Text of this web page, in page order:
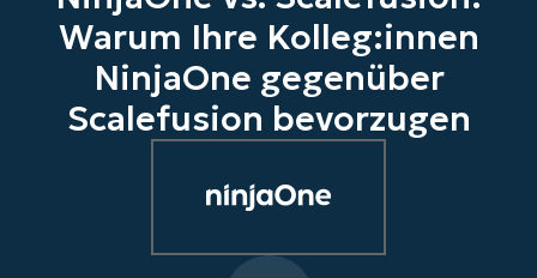
Warum Ihre Kolleg:innen
NinjaOne gegenüber
Scalefusion bevorzugen